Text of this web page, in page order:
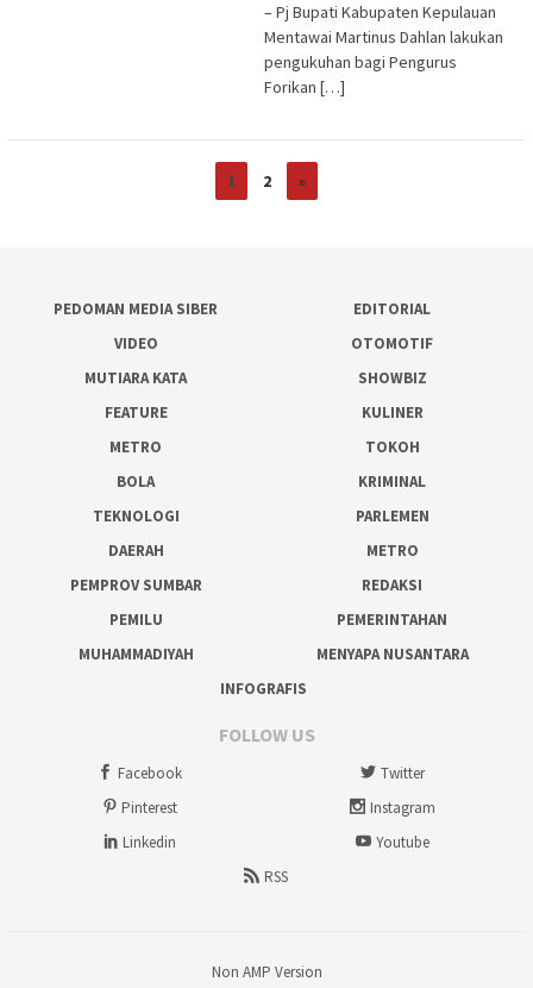
– Pj Bupati Kabupaten Kepulauan
Mentawai Martinus Dahlan lakukan
pengukuhan bagi Pengurus
Forikan […]
1 2 »
PEDOMAN MEDIA SIBER
EDITORIAL
VIDEO
OTOMOTIF
MUTIARA KATA
SHOWBIZ
FEATURE
KULINER
METRO
TOKOH
BOLA
KRIMINAL
TEKNOLOGI
PARLEMEN
DAERAH
METRO
PEMPROV SUMBAR
REDAKSI
PEMILU
PEMERINTAHAN
MUHAMMADIYAH
MENYAPA NUSANTARA
INFOGRAFIS
FOLLOW US
Facebook
Twitter
Pinterest
Instagram
Linkedin
Youtube
RSS
Non AMP Version